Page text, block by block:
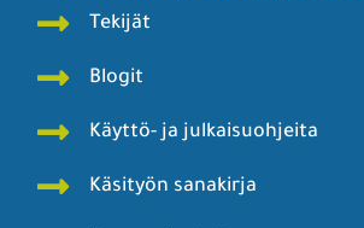
Tekijät
Blogit
Käyttö- ja julkaisuohjeita
Käsityön sanakirja